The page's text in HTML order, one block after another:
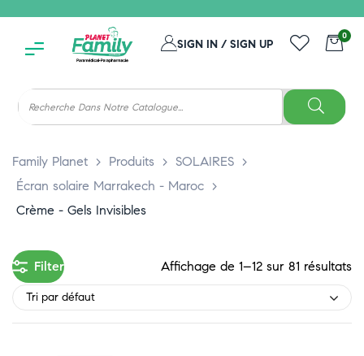
SIGN IN / SIGN UP
0
Family Planet > Produits > SOLAIRES >
Écran solaire Marrakech - Maroc >
Crème - Gels Invisibles
Filter Affichage de 1–12 sur 81 résultats
Tri par défaut